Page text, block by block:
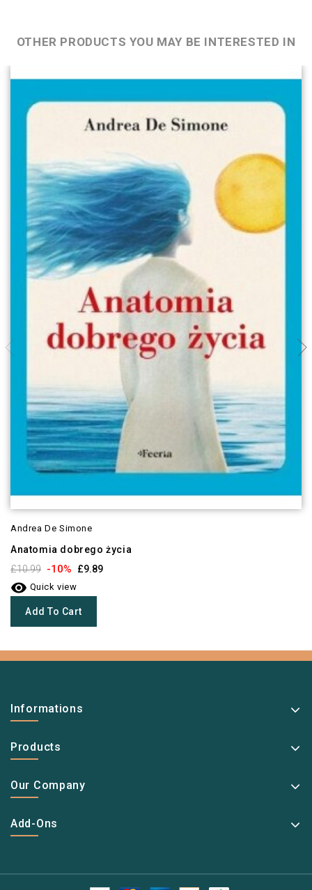
OTHER PRODUCTS YOU MAY BE INTERESTED IN
Andrea De Simone
Anatomia dobrego życia
£10.99 -10% £9.89
 Quick view
Add To Cart
Informations
Products
Our Company
Add-Ons